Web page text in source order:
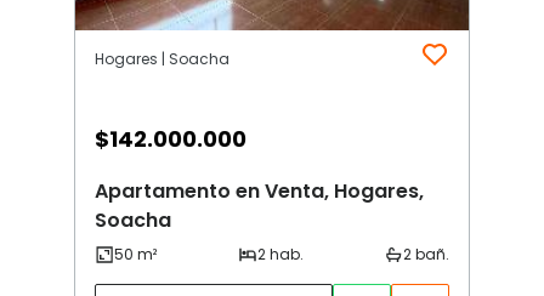
Hogares | Soacha
$142.000.000
Apartamento en Venta, Hogares,
Soacha